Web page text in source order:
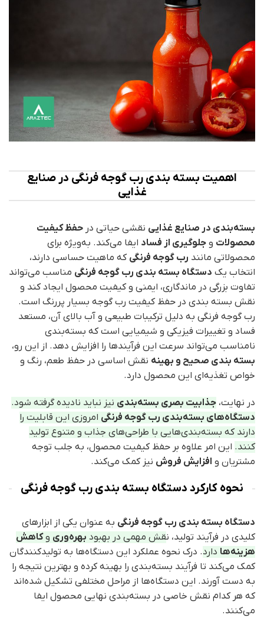
اهمیت بسته‌ بندی رب گوجه فرنگی در صنایع
غذایی
بسته‌بندی در صنایع غذایی نقشی حیاتی در حفظ کیفیت
محصولات و جلوگیری از فساد ایفا می‌کند. به‌ویژه برای
محصولاتی مانند رب گوجه فرنگی که ماهیت حساسی دارند،
انتخاب یک دستگاه بسته بندی رب گوجه فرنگی مناسب می‌تواند
تفاوت بزرگی در ماندگاری، ایمنی و کیفیت محصول ایجاد کند و
نقش بسته‌ بندی در حفظ کیفیت رب گوجه بسیار پررنگ است.
رب گوجه فرنگی به دلیل ترکیبات طبیعی و آب بالای آن، مستعد
فساد و تغییرات فیزیکی و شیمیایی است که بسته‌بندی
نامناسب می‌تواند سرعت این فرآیندها را افزایش دهد. از این رو،
بسته‌ بندی صحیح و بهینه نقش اساسی در حفظ طعم، رنگ و
خواص تغذیه‌ای این محصول دارد.
در نهایت، جذابیت بصری بسته‌بندی نیز نباید نادیده گرفته شود.
دستگاه‌های بسته‌بندی رب گوجه فرنگی امروزی این قابلیت را
دارند که بسته‌بندی‌هایی با طراحی‌های جذاب و متنوع تولید
کنند. این امر علاوه بر حفظ کیفیت محصول، به جلب توجه
مشتریان و افزایش فروش نیز کمک می‌کند.
نحوه کارکرد دستگاه‌ بسته‌ بندی رب گوجه فرنگی
دستگاه بسته‌ بندی رب گوجه فرنگی به عنوان یکی از ابزارهای
کلیدی در فرآیند تولید، نقش مهمی در بهبود بهره‌وری وکاهش
هزینه‌ها دارد. درک نحوه عملکرد این دستگاه‌ها به تولیدکنندگان
کمک می‌کند تا فرآیند بسته‌بندی را بهینه کرده و بهترین نتیجه را
به دست آورند. این دستگاه‌ها از مراحل مختلفی تشکیل شده‌اند
که هر کدام نقش خاصی در بسته‌بندی نهایی محصول ایفا
می‌کنند.